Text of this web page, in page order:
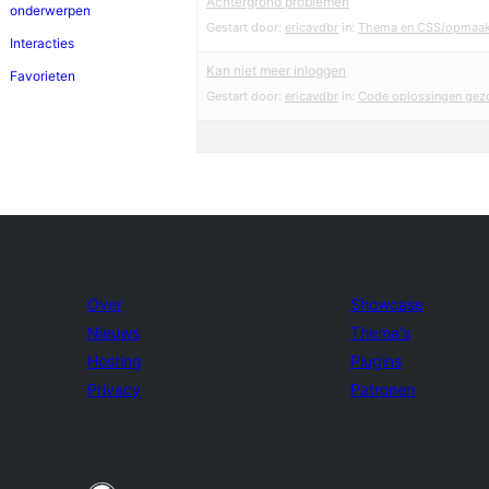
onderwerpen
Interacties
Favorieten
Gestart door: ericavdbr in: Thema en CSS/opmaak
Kan niet meer inloggen
Gestart door: ericavdbr in: Code oplossingen
Over
Nieuws
Hosting
Privacy
Showcase
Thema's
Plugins
Patronen